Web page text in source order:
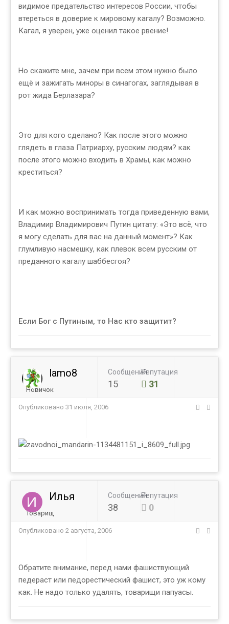
видимое предательство интересов России, чтобы
втереться в доверие к мировому кагалу? Возможно.
Кагал, я уверен, уже оценил такое рвение!
Но скажите мне, зачем при всем этом нужно было
ещё и зажигать миноры в синагогах, заглядывая в
рот жида Берлазара?
Это для кого сделано? Как после этого можно
глядеть в глаза Патриарху, русским людям? как
после этого можно входить в Храмы, как можно
креститься?
И как можно воспринимать тогда приведенную вами,
Владимир Владимирович Путин цитату: «Это всё, что
я могу сделать для вас на данный момент»? Как
глумливую насмешку, как плевок всем русским от
преданного кагалу шаббесгоя?
Если Бог с Путиным, то Нас кто защитит?
lamo8
Новичок
Сообщений
15
Репутация
31
Опубликовано 31 июля, 2006
Илья
Товарищ
Сообщений
38
Репутация
0
Опубликовано 2 августа, 2006
Обратите внимание, перед нами фашиствующий
педераст или педорестический фашист, это уж кому
как. Не надо только удалять, товарищи папуасы.